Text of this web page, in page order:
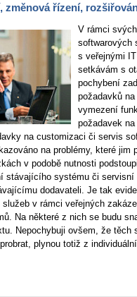
změnová řízení,
V rámci
softwarových
s veřejnými
setkávám s
pochybení
požadavků
vymezení
požadavek
na customizaci či servis
na problémy, které jim
v podobě nutnosti
stávajícího systému či servisní
dodavateli. Je tak
v rámci veřejných
Na některé z nich se budu
Nepochybuji ovšem, že těch
plynou totiž z